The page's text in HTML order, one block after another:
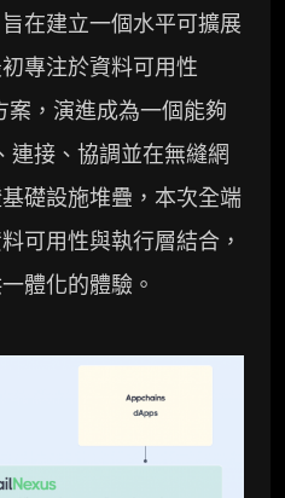
在建立一個水平可擴展
專注於資料可用性
案，演進成為一個能夠
連接、協調並在無縫網
礎設施堆疊，本次全端
可用性與執行層結合，
體化的體驗。